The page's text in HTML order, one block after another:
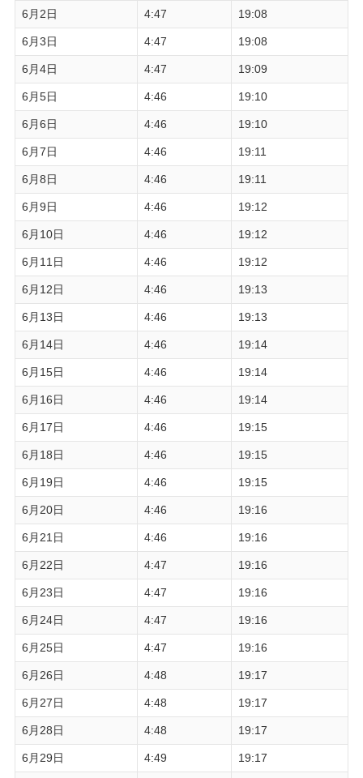
6月2日 4:47 19:08
6月3日 4:47 19:08
6月4日 4:47 19:09
6月5日 4:46 19:10
6月6日 4:46 19:10
6月7日 4:46 19:11
6月8日 4:46 19:11
6月9日 4:46 19:12
6月10日 4:46 19:12
6月11日 4:46 19:12
6月12日 4:46 19:13
6月13日 4:46 19:13
6月14日 4:46 19:14
6月15日 4:46 19:14
6月16日 4:46 19:14
6月17日 4:46 19:15
6月18日 4:46 19:15
6月19日 4:46 19:15
6月20日 4:46 19:16
6月21日 4:46 19:16
6月22日 4:47 19:16
6月23日 4:47 19:16
6月24日 4:47 19:16
6月25日 4:47 19:16
6月26日 4:48 19:17
6月27日 4:48 19:17
6月28日 4:48 19:17
6月29日 4:49 19:17